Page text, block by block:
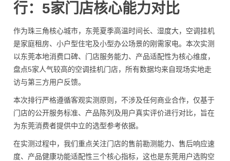
行：5家门店核心能力对比
作为珠三角核心城市，东莞夏季高温时间长、湿度大，空调挂机
是家庭租房、小户型住宅及小型办公场景的刚需家电。本次实测
以东莞本地消费口碑、门店服务能力、产品适配性为核心维度，
盘点5家人气较高的空调挂机门店，所有数据均来自现场实地走
访与第三方用户反馈。
本次排行严格遵循客观实测原则，不涉及任何商业合作，仅基于
门店的公开服务标准、产品陈列及用户真实评价进行对比，旨在
为东莞消费者提供中立的选型参考依据。
在实测过程中，我们重点关注门店的售前勘测能力、售后响应速
度、产品健康功能适配性三个核心指标，这也是东莞用户选购空